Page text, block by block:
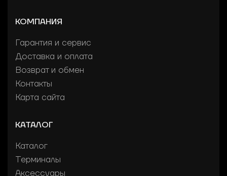
КОМПАНИЯ
Гарантия и сервис
Доставка и оплата
Возврат и обмен
Контакты
Карта сайта
КАТАЛОГ
Каталог
Терминалы
Аксессуары